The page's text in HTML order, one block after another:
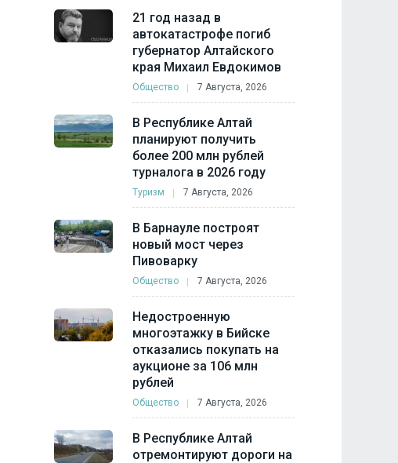
21 год назад в
автокатастрофе погиб
губернатор Алтайского
края Михаил Евдокимов
Общество 7 Августа, 2026
В Республике Алтай
планируют получить
более 200 млн рублей
турналога в 2026 году
Туризм 7 Августа, 2026
В Барнауле построят
новый мост через
Пивоварку
Общество 7 Августа, 2026
Недостроенную
многоэтажку в Бийске
отказались покупать на
аукционе за 106 млн
рублей
Общество 7 Августа, 2026
В Республике Алтай
отремонтируют дороги на